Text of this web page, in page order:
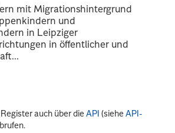
mit Migrationshintergrund
und
in Leipziger
in öffentlicher und
auch über dieAPI (sieheAPI-